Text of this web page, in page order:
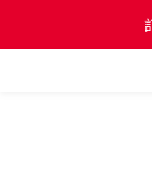
全新網店會員